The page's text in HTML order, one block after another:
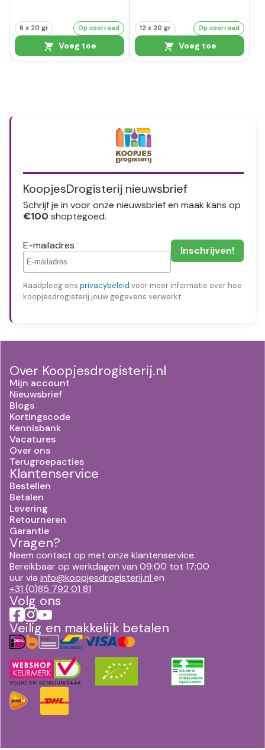
6 x 20 gr Op voorraad
Voeg toe
12 x 20 gr Op voorraad
Voeg toe
KoopjesDrogisterij nieuwsbrief
Schrijf je in voor onze nieuwsbrief en maak kans op
€100 shoptegoed.
E-mailadres
Raadpleeg ons privacybeleid voor meer informatie over hoe
koopjesdrogisterij jouw gegevens verwerkt.
Over Koopjesdrogisterij.nl
Mijn account
Nieuwsbrief
Blogs
Kortingscode
Kennisbank
Vacatures
Over ons
Terugroepacties
Klantenservice
Bestellen
Betalen
Levering
Retourneren
Garantie
Vragen?
Neem contact op met onze klantenservice.
Bereikbaar op werkdagen van 09:00 tot 17:00
uur via info@koopjesdrogisterij.nl en
+31 (0)85 792 01 81
Volg ons
Veilig en makkelijk betalen